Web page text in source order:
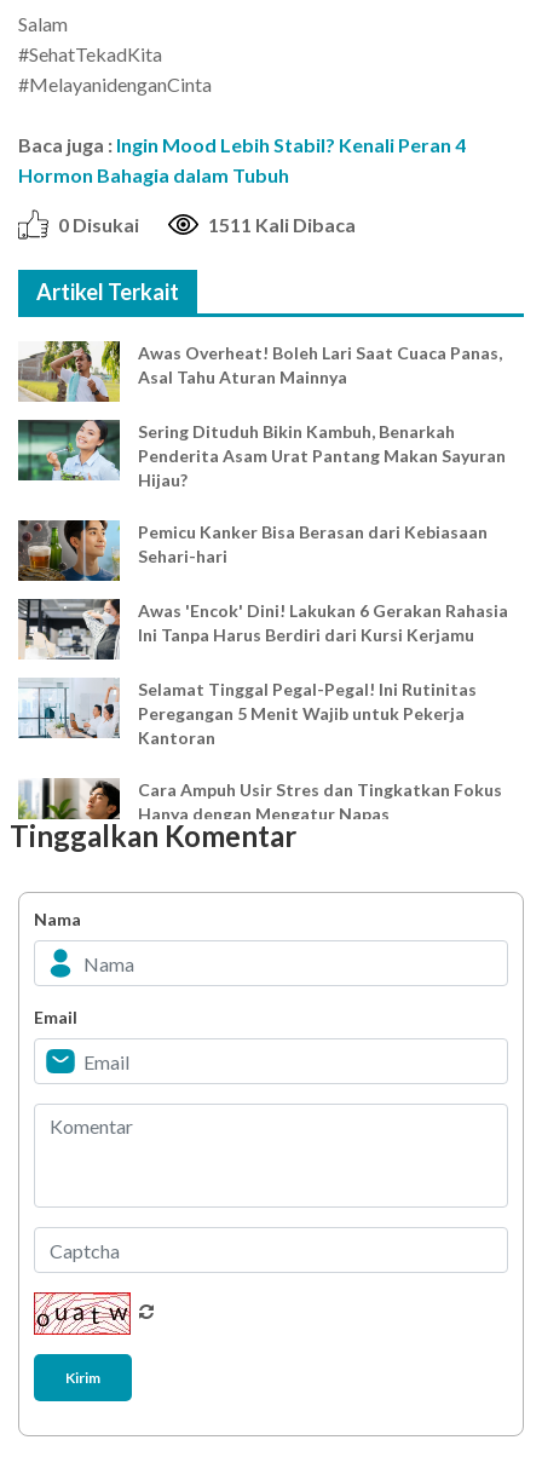
Salam
#SehatTekadKita
#MelayanidenganCinta
Baca juga : Ingin Mood Lebih Stabil? Kenali Peran 4
Hormon Bahagia dalam Tubuh
0 Disukai 1511 Kali Dibaca
Artikel Terkait
Awas Overheat! Boleh Lari Saat Cuaca Panas,
Asal Tahu Aturan Mainnya
Sering Dituduh Bikin Kambuh, Benarkah
Penderita Asam Urat Pantang Makan Sayuran
Hijau?
Pemicu Kanker Bisa Berasan dari Kebiasaan
Sehari-hari
Awas 'Encok' Dini! Lakukan 6 Gerakan Rahasia
Ini Tanpa Harus Berdiri dari Kursi Kerjamu
Selamat Tinggal Pegal-Pegal! Ini Rutinitas
Peregangan 5 Menit Wajib untuk Pekerja
Kantoran
Cara Ampuh Usir Stres dan Tingkatkan Fokus
Hanya dengan Mengatur Napas
Bahagia dalam Tubuh
Minuman Manis, Teman atau Ancaman?
Berani Selesaikan Challenge 6.000 Langkah?
Tinggalkan Komentar
Nama
Email
Kirim